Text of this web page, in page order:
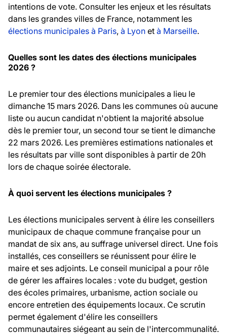
intentions de vote. Consulter les enjeux et les résultats
dans les grandes villes de France, notamment les
élections municipales à Paris, à Lyon et à Marseille.
Quelles sont les dates des élections municipales
2026 ?
Le premier tour des élections municipales a lieu le
dimanche 15 mars 2026. Dans les communes où aucune
liste ou aucun candidat n'obtient la majorité absolue
dès le premier tour, un second tour se tient le dimanche
22 mars 2026. Les premières estimations nationales et
les résultats par ville sont disponibles à partir de 20h
lors de chaque soirée électorale.
À quoi servent les élections municipales ?
Les élections municipales servent à élire les conseillers
municipaux de chaque commune française pour un
mandat de six ans, au suffrage universel direct. Une fois
installés, ces conseillers se réunissent pour élire le
maire et ses adjoints. Le conseil municipal a pour rôle
de gérer les affaires locales : vote du budget, gestion
des écoles primaires, urbanisme, action sociale ou
encore entretien des équipements locaux. Ce scrutin
permet également d'élire les conseillers
communautaires siégeant au sein de l'intercommunalité.